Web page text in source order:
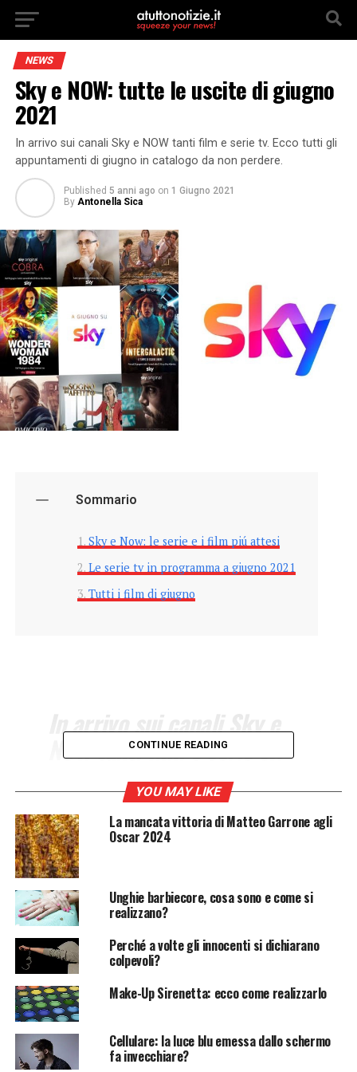
NEWS
Sky e NOW: tutte le uscite di giugno
2021
In arrivo sui canali Sky e NOW tanti film e serie tv. Ecco tutti gli
appuntamenti di giugno in catalogo da non perdere.
Published 5 anni ago on 1 Giugno 2021
By Antonella Sica
Sommario
Sky e Now: le serie e i film piú attesi
Le serie tv in programma a giugno 2021
Tutti i film di giugno
In arrivo sui canali Sky e
NOW tanti film e serie tv.
Ecco tutti gli appuntamenti
di giugno in catalogo da
non perdere.
Nei mesi scorsi avete iniziato a seguire serie tv quali
Grey’s Anatomy
eThis is Ussuicanali Skye anche in
streaming su
NOW? Bene! Nemmeno il tempo di finirle
di Sky e Now
si aggiungononuove serie tv, ma anche
diversi film
Vediamo insieme tutte le novità.
Sky e Now: le serie e i film piú
CONTINUE READING
YOU MAY LIKE
La mancata vittoria di Matteo Garrone agli
Oscar 2024
Unghie barbiecore, cosa sono e come si
realizzano?
Perché a volte gli innocenti si dichiarano
colpevoli?
Make-Up Sirenetta: ecco come realizzarlo
Cellulare: la luce blu emessa dallo schermo
fa invecchiare?